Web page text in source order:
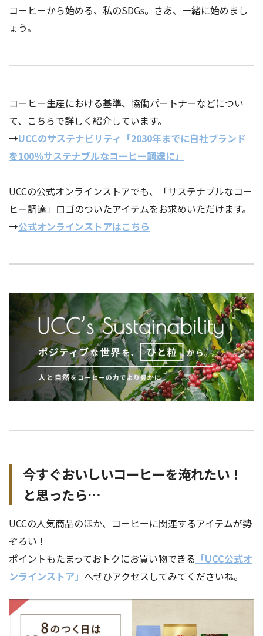
コーヒーから始める、私のSDGs。さあ、一緒に始めまし
ょう。
コーヒー生産における基準、協働パートナーなどについ
て、こちらで詳しく紹介しています。
→UCCのサステナビリティ「2030年までに自社ブランド
を100％サステナブルなコーヒー調達に」
UCCの公式オンラインストアでも、「サステナブルなコー
ヒー調達」ロゴのついたアイテムをお求めいただけます。
→公式オンラインストアはこちら
今すぐおいしいコーヒーを淹れたい！
と思ったら…
UCCの人気商品のほか、コーヒーに関連するアイテムが勢
ぞろい！
ポイントもたまっておトクにお買い物できる 「UCC公式オ
ンラインストア」 へぜひアクセスしてみてくださいね。